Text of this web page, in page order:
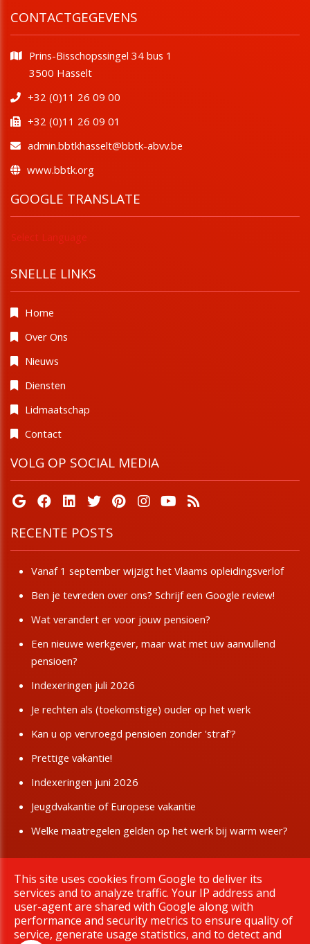
CONTACTGEGEVENS
Prins-Bisschopssingel 34 bus 1
​​​​​​​3500 Hasselt
+32 (0)11 26 09 00
+32 (0)11 26 09 01
admin.bbtkhasselt@bbtk-abvv.be
www.bbtk.org
GOOGLE TRANSLATE
Select Language
SNELLE LINKS
Home
Over Ons
Nieuws
Diensten
Lidmaatschap
Contact
VOLG OP SOCIAL MEDIA
RECENTE POSTS
Vanaf 1 september wijzigt het Vlaams opleidingsverlof
Ben je tevreden over ons? Schrijf een Google review!
Wat verandert er voor jouw pensioen?
Een nieuwe werkgever, maar wat met uw aanvullend
pensioen?
Indexeringen juli 2026
Je rechten als (toekomstige) ouder op het werk
Kan u op vervroegd pensioen zonder 'straf'?
Prettige vakantie!
Indexeringen juni 2026
Jeugdvakantie of Europese vakantie
Welke maatregelen gelden op het werk bij warm weer?
Copyright © 2026 BBTK Limburg. All rights reserved.
Privacy & Cookies |UP-TO-DATE WebDesign
This site uses cookies from Google to deliver its
services and to analyze traffic. Your IP address and
user-agent are shared with Google along with
performance and security metrics to ensure quality of
service, generate usage statistics, and to detect and